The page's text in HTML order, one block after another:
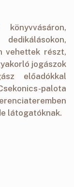
vehettek részt,
jogászok
előadókkal
palota
látogatóknak.